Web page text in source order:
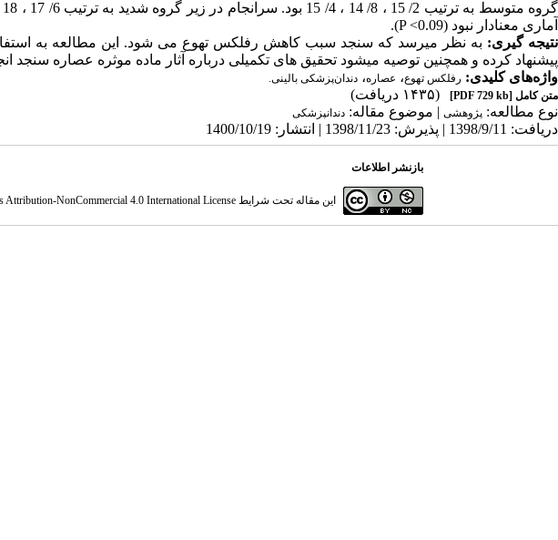
آماری معنادار نبود (P <0.09).
نتیجه گیری: به نظر میرسد که سنجد سبب کاهش رفلکس تهوع می شود. این مطالعه به
پیشنهاد کرده و همچنین توصیه میشود تحقیق های تکمیلی درباره آثار ماده موثره عصاره سنجد
واژه‌های کلیدی: رفلکس تهوع، عصاره، دندان‌پزشکی بالینی.
متن کامل [PDF 729 kb]
(۱۴۳۵ دریافت)
نوع مطالعه: پژوهشی | موضوع مقاله: دندانپزشکی
دریافت: 1398/9/11 | پذیرش: 1398/11/23 | انتشار: 1400/10/19
بازنشر اطلاعات
این مقاله تحت شرایط Attribution-NonCommercial 4.0 International License